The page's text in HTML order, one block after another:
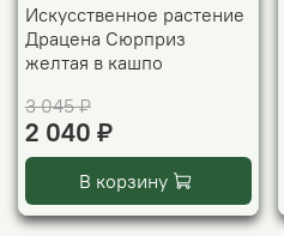
Искусственное растение
Драцена Сюрприз
желтая в кашпо
3 045 ₽
2 040 ₽
В корзину